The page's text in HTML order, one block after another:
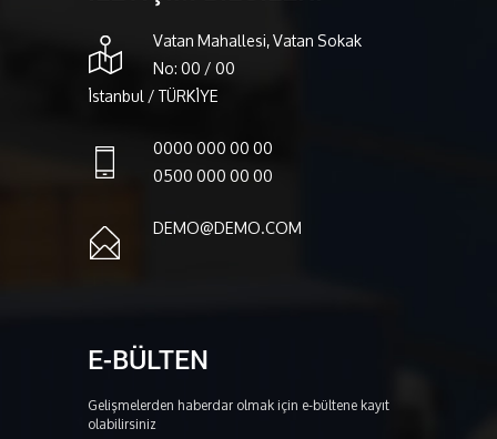
Vatan Mahallesi, Vatan Sokak
No: 00 / 00
İstanbul / TÜRKİYE
0000 000 00 00
0500 000 00 00
DEMO@DEMO.COM
E-BÜLTEN
Gelişmelerden haberdar olmak için e-bültene kayıt
olabilirsiniz